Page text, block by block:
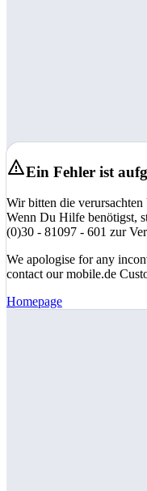
Ein Fehler ist
Wir bitten die
Wenn Du Hilfe benötigst,
(0)30 - 81097 - 601 zur
We apologise for any
contact our mobile.de
Homepage